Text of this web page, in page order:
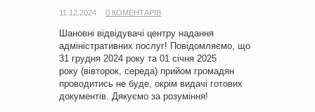
11.12.2024 0 КОМЕНТАРІВ
Шановні відвідувачі центру надання
адміністративних послуг! Повідомляємо, що
31 грудня 2024 року та 01 січня 2025
року (вівторок, середа) прийом громадян
проводитись не буде, окрім видачі готових
документів. Дякуємо за розуміння!